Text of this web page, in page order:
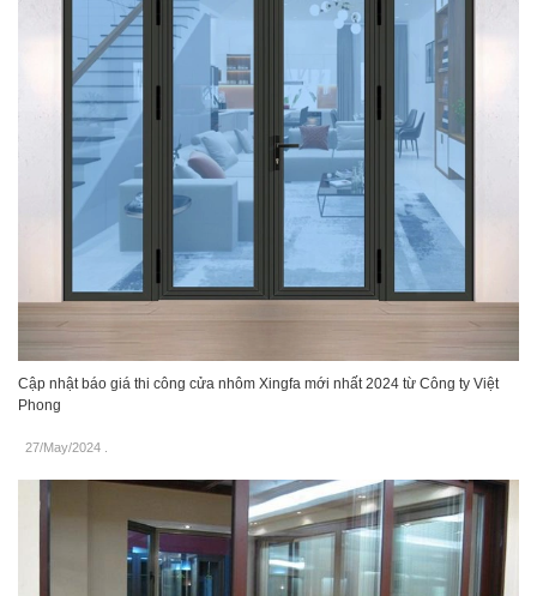
Cập nhật báo giá thi công cửa nhôm Xingfa mới nhất 2024 từ Công ty Việt
Phong
27/May/2024